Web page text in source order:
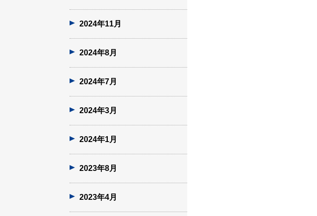
2024年11月
2024年8月
2024年7月
2024年3月
2024年1月
2023年8月
2023年4月